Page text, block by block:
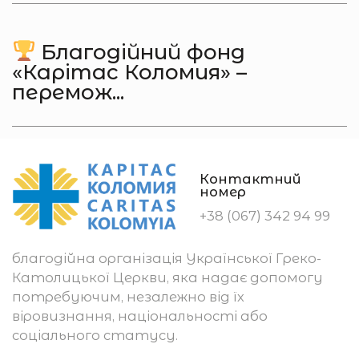
Благодійний фонд
«Карітас Коломия» –
перемож...
Контактний
номер
+38 (067) 342 94 99
благодійна організація Української Греко-
Католицької Церкви, яка надає допомогу
потребуючим, незалежно від їх
віровизнання, національності або
соціального статусу.